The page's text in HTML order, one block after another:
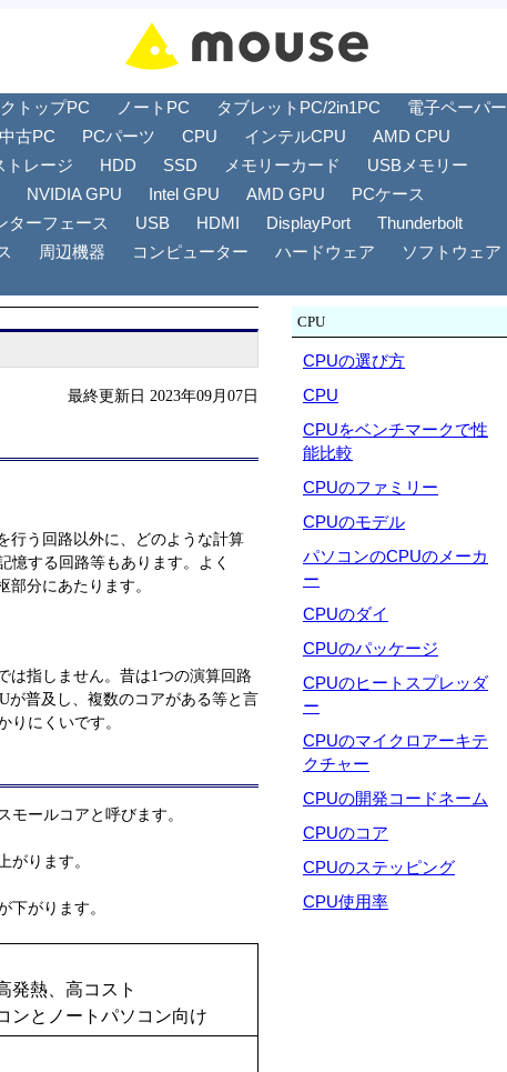
トップPC ノートPC タブレットPC/2in1PC
電子ペーパー
中古PC PCパーツ CPU インテルCPU
AMD CPU
トレージ HDD SSD メモリーカード
USBメモリー
NVIDIA GPU Intel GPU AMD GPU
PCケース
ターフェース USB HDMI DisplayPort
Thunderbolt
周辺機器 コンピューター ハードウェア
ソフトウェア
最終更新日 2023年09月07日
行う回路以外に、どのような計算
憶する回路等もあります。よく
分にあたります。
は指しません。昔は1つの演算回路
が普及し、複数のコアがある等と言
りにくいです。
ールコアと呼びます。
がります。
下がります。
発熱、高コスト
ンとノートパソコン向け
CPU
CPUの選び方
CPU
CPUをベンチマークで性
能比較
CPUのファミリー
CPUのモデル
パソコンのCPUのメーカ
ー
CPUのダイ
CPUのパッケージ
CPUのヒートスプレッダ
ー
CPUのマイクロアーキテ
クチャー
CPUの開発コードネーム
CPUのコア
CPUのステッピング
CPU使用率